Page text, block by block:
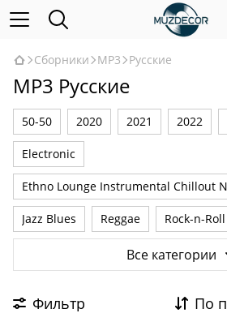
Сборники MP3 Русские
MP3 Русские
50-50 2020 2021 2022
Electronic
Ethno Lounge Instrumental Chillout
Jazz Blues Reggae Rock-n-Roll
VA-OST Барди
Все категории
Фильтр По